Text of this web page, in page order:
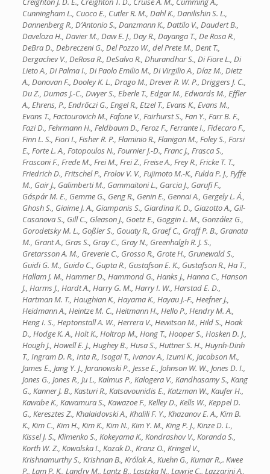
Cunningham L., Cuoco E., Cutler R. M., Dahl K., Danilishin S. L.,
Dannenberg R., D’Antonio S., Danzmann K., Dattilo V., Daudert B.,
Daveloza H., Davier M., Daw E. J., Day R., Dayanga T., De Rosa R.,
DeBra D., Debreczeni G., Del Pozzo W., del Prete M., Dent T.,
Dergachev V., DeRosa R., DeSalvo R., Dhurandhar S., Di Fiore L., Di
Lieto A., Di Palma I., Di Paolo Emilio M., Di Virgilio A., Díaz M., Dietz
A., Donovan F., Dooley K. L., Drago M., Drever R. W. P., Driggers J. C.,
Du Z., Dumas J.-C., Dwyer S., Eberle T., Edgar M., Edwards M., Effler
A., Ehrens, P., Endrőczi G., Engel R., Etzel T., Evans K., Evans M.,
Evans T., Factourovich M., Fafone V., Fairhurst S., Fan Y., Farr B. F.,
Fazi D., Fehrmann H., Feldbaum D., Feroz F., Ferrante I., Fidecaro F.,
Finn L. S., Fiori I., Fisher R. P., Flaminio R., Flanigan M., Foley S., Forsi
E., Forte L. A., Fotopoulos N., Fournier J.-D., Franc J., Frasca S.,
Frasconi F., Frede M., Frei M., Frei Z., Freise A., Frey R., Fricke T. T.,
Friedrich D., Fritschel P., Frolov V. V., Fujimoto M.-K., Fulda P. J., Fyffe
M., Gair J., Galimberti M., Gammaitoni L., Garcia J., Garufi F.,
Gáspár M. E., Gemme G., Geng R., Genin E., Gennai A., Gergely L. Á.,
Ghosh S., Giaime J. A., Giampanis S., Giardina K. D., Giazotto A., Gil-
Casanova S., Gill C., Gleason J., Goetz E., Goggin L. M., González G.,
Gorodetsky M. L., Goßler S., Gouaty R., Graef C., Graff P. B., Granata
M., Grant A., Gras S., Gray C., Gray N., Greenhalgh R. J. S.,
Gretarsson A. M., Greverie C., Grosso R., Grote H., Grunewald S.,
Guidi G. M., Guido C., Gupta R., Gustafson E. K., Gustafson R., Ha T.,
Hallam J. M., Hammer D., Hammond G., Hanks J., Hanna C., Hanson
J., Harms J., Hardt A., Harry G. M., Harry I. W., Harstad E. D.,
Hartman M. T., Haughian K., Hayama K., Hayau J.-F., Heefner J.,
Heidmann A., Heintze M. C., Heitmann H., Hello P., Hendry M. A.,
Heng I. S., Heptonstall A. W., Herrera V., Hewitson M., Hild S., Hoak
D., Hodge K. A., Holt K., Holtrop M., Hong T., Hooper S., Hosken D. J.,
Hough J., Howell E. J., Hughey B., Husa S., Huttner S. H., Huynh-Dinh
T., Ingram D. R., Inta R., Isogai T., Ivanov A., Izumi K., Jacobson M.,
James E., Jang Y. J., Jaranowski P., Jesse E., Johnson W. W., Jones D. I.,
Jones G., Jones R., Ju L., Kalmus P., Kalogera V., Kandhasamy S., Kang
G., Kanner J. B., Kasturi R., Katsavounidis E., Katzman W., Kaufer H.,
Kawabe K., Kawamura S., Kawazoe F., Kelley D., Kells W., Keppel D.
G., Keresztes Z., Khalaidovski A., Khalili F. Y., Khazanov E. A., Kim B.
K., Kim C., Kim H., Kim K., Kim N., Kim Y. M., King P. J., Kinze D. L.,
Kissel J. S., Klimenko S., Kokeyama K., Kondrashov V., Koranda S.,
Korth W. Z., Kowalska I., Kozak D., Kranz O., Kringel V.,
Krishnamurthy S., Krishnan B., Królak A., Kuehn G., Kumar R.,. Kwee
P., Lam P. K., Landry M., Lantz B., Lastzka N., Lawrie C., Lazzarini A.,